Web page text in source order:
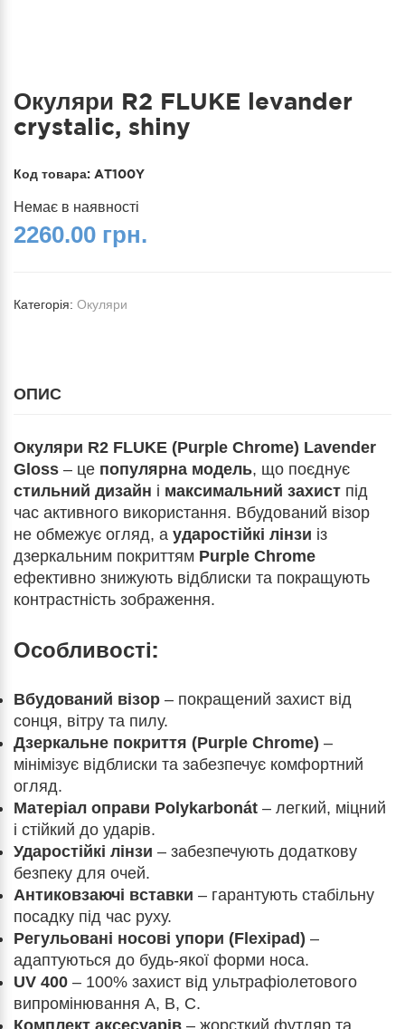
Окуляри R2 FLUKE levander
crystalic, shiny
Код товара: AT100Y
Немає в наявності
2260.00 грн.
Категорія: Окуляри
ОПИС
Окуляри R2 FLUKE (Purple Chrome) Lavender
Gloss – це популярна модель, що поєднує
стильний дизайн і максимальний захист під
час активного використання. Вбудований візор
не обмежує огляд, а ударостійкі лінзи із
дзеркальним покриттям Purple Chrome
ефективно знижують відблиски та покращують
контрастність зображення.
Особливості:
Вбудований візор – покращений захист від
сонця, вітру та пилу.
Дзеркальне покриття (Purple Chrome) –
мінімізує відблиски та забезпечує комфортний
огляд.
Матеріал оправи Polykarbonát – легкий, міцний
і стійкий до ударів.
Ударостійкі лінзи – забезпечують додаткову
безпеку для очей.
Антиковзаючі вставки – гарантують стабільну
посадку під час руху.
Регульовані носові упори (Flexipad) –
адаптуються до будь-якої форми носа.
UV 400 – 100% захист від ультрафіолетового
випромінювання A, B, C.
Комплект аксесуарів – жорсткий футляр та